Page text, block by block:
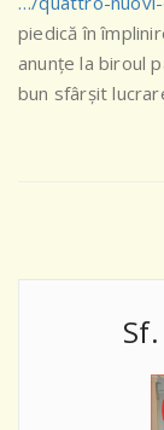
piedică în
anunțe la biroul
bun sfârșit